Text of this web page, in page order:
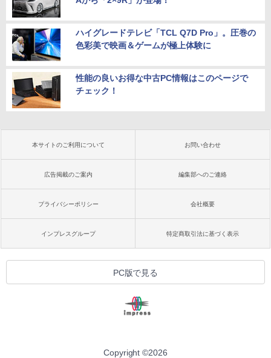
ハイグレードテレビ「TCL Q7D Pro」。圧巻の
色彩美で映画＆ゲームが極上体験に
性能の良いお得な中古PC情報はこのページで
チェック！
本サイトのご利用について お問い合わせ
広告掲載のご案内 編集部へのご連絡
プライバシーポリシー 会社概要
インプレスグループ 特定商取引法に基づく表示
PC版で見る
Copyright ©2026